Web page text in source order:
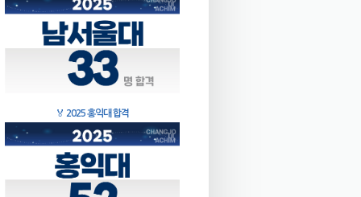
🏅 2025 홍익대 합격